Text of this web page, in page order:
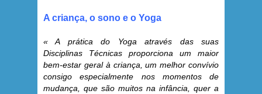
A criança, o sono e o Yoga
« A prática do Yoga através das suas
Disciplinas Técnicas proporciona um maior
bem-estar geral à criança, um melhor convívio
consigo especialmente nos momentos de
mudança, que são muitos na infância, quer a